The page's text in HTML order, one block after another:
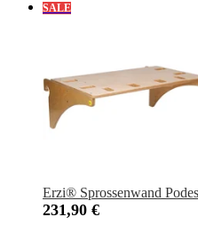
SALE
Erzi® Sprossenwand
231,90 €